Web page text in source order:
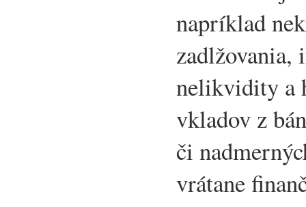
napríklad
nelikvidity a
vkladov z
či
vrátane